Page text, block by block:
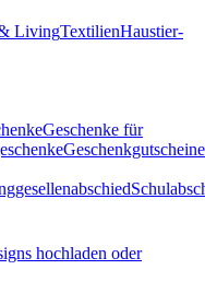
LivingTextilienHaustier-
Geschenke für
Geschenkgutscheine
hochladen oder